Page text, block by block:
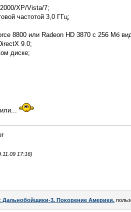
XP/Vista/7;
частотой 3,0 ГГц;
8800 или Radeon HD 3870 с 256 Мб
9.0;
диске;
17:16)
Дальнобойщики-3. Покорение Америки.